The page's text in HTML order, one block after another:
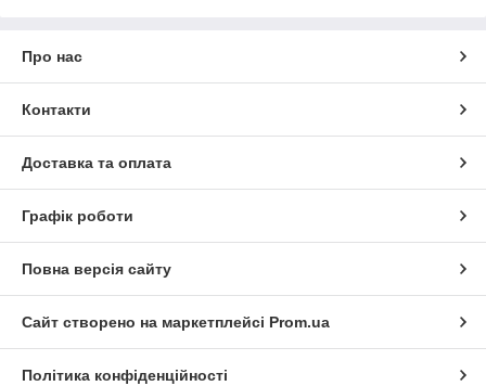
Про нас
Контакти
Доставка та оплата
Графік роботи
Повна версія сайту
Сайт створено на маркетплейсі Prom.ua
Політика конфіденційності